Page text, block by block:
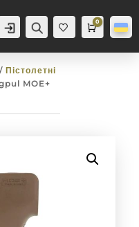
Аккаунт Пошук
Баж
анн
Cart
0
0,0грн
/ Пістолетні
MOE+